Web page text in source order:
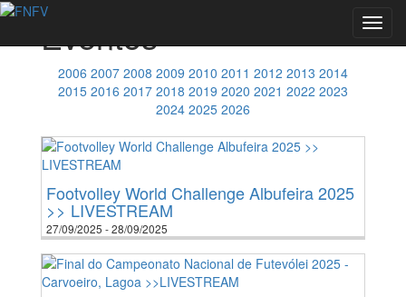
Eventos
2006 2007 2008 2009 2010 2011 2012 2013 2014
2015 2016 2017 2018 2019 2020 2021 2022 2023
2024 2025 2026
Footvolley World Challenge Albufeira 2025
>> LIVESTREAM
27/09/2025 - 28/09/2025